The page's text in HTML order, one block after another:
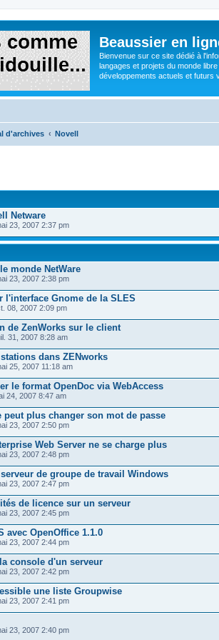
Beaussier en
Bienvenue sur ce site dédié à
langages et projets du monde
développements actuels et futurs
d'archives Novell
Netware
23, 2007 2:37 pm
monde NetWare
23, 2007 2:38 pm
l'interface Gnome de la SLES
08, 2007 2:09 pm
de ZenWorks sur le client
31, 2007 8:28 am
dans ZENworks
25, 2007 11:18 am
le format OpenDoc via WebAccess
24, 2007 8:47 am
peut plus changer son mot de passe
23, 2007 2:50 pm
Web Server ne se charge plus
23, 2007 2:48 pm
de groupe de travail Windows
23, 2007 2:47 pm
de licence sur un serveur
23, 2007 2:45 pm
avec OpenOffice 1.1.0
23, 2007 2:44 pm
console d'un serveur
23, 2007 2:42 pm
une liste Groupwise
23, 2007 2:41 pm
23, 2007 2:40 pm